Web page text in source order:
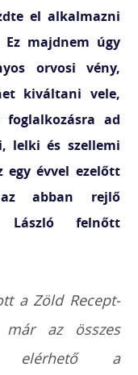
el alkalmazni
majdnem úgy
orvosi vény,
kiváltani vele,
foglalkozásra ad
lelki és szellemi
egy évvel ezelőtt
abban rejlő
László felnőtt
a Zöld Recept-
az összes
elérhető a